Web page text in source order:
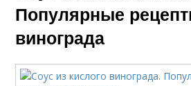
Популярные
винограда